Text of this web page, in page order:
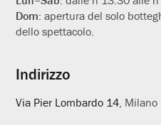
Dom:apertura del solo
dello spettacolo.
Indirizzo
Via Pier Lombardo 14 , Milano